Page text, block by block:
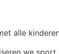
alle